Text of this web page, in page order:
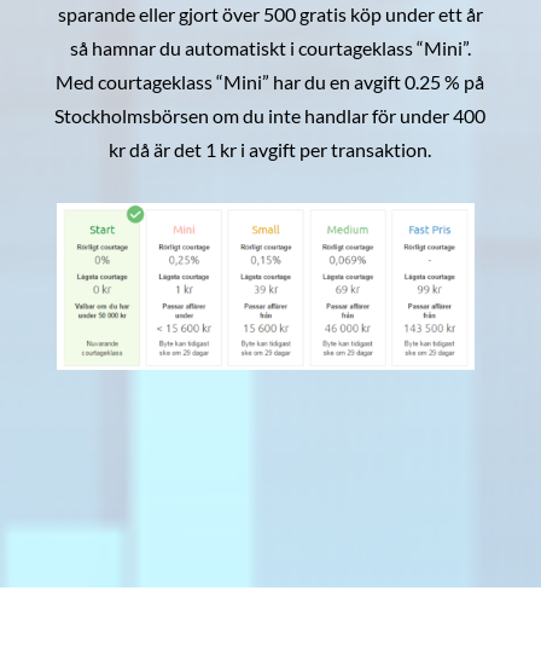
sparande eller gjort över 500 gratis köp under ett år
så hamnar du automatiskt i courtageklass “Mini”.
Med courtageklass “Mini” har du en avgift 0.25 % på
Stockholmsbörsen om du inte handlar för under 400
kr då är det 1 kr i avgift per transaktion.